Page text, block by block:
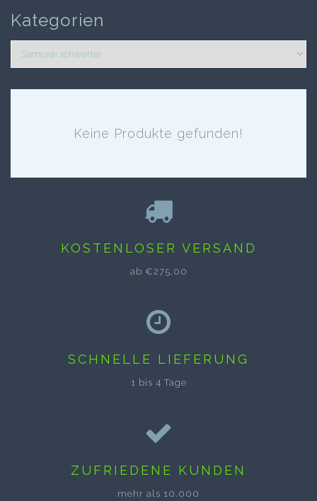
Kategorien
Keine Produkte gefunden!
KOSTENLOSER VERSAND
ab €275,00
SCHNELLE LIEFERUNG
1 bis 4 Tage
ZUFRIEDENE KUNDEN
mehr als 10.000